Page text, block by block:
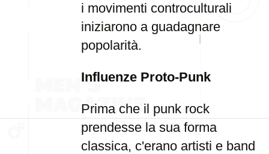
i movimenti controculturali
iniziarono a guadagnare
popolarità.
Influenze Proto-Punk
Prima che il punk rock
prendesse la sua forma
classica, c'erano artisti e band